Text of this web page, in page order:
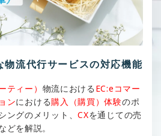
物流代行サービスの対応機能
ティー） 物流における EC:eコマー
ンにおける購入（購買）体験のポ
ングのメリット、CXを通じての売
どを解説。